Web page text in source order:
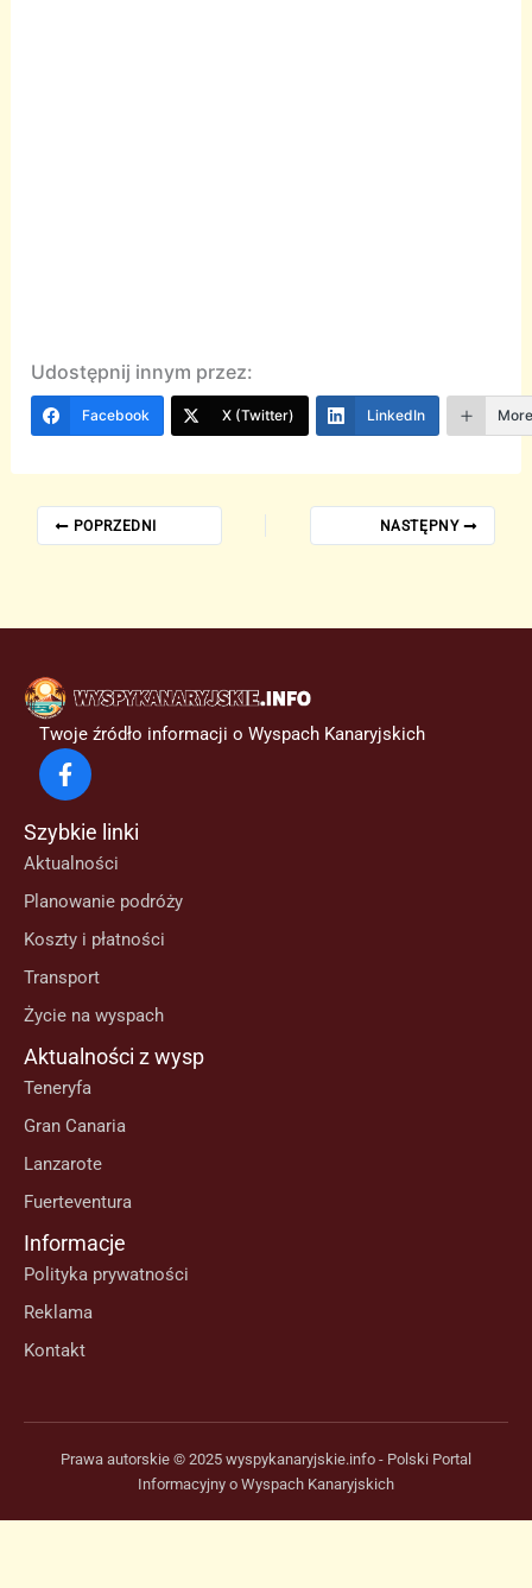
Udostępnij innym przez:
Facebook X (Twitter) LinkedIn
POPRZEDNI NASTĘPNY
Twoje źródło informacji o Wyspach Kanaryjskich
Szybkie linki
Aktualności
Planowanie podróży
Koszty i płatności
Transport
Życie na wyspach
Aktualności z wysp
Teneryfa
Gran Canaria
Lanzarote
Fuerteventura
Informacje
Polityka prywatności
Reklama
Kontakt
Prawa autorskie © 2025 wyspykanaryjskie.info - Polski Portal
Informacyjny o Wyspach Kanaryjskich